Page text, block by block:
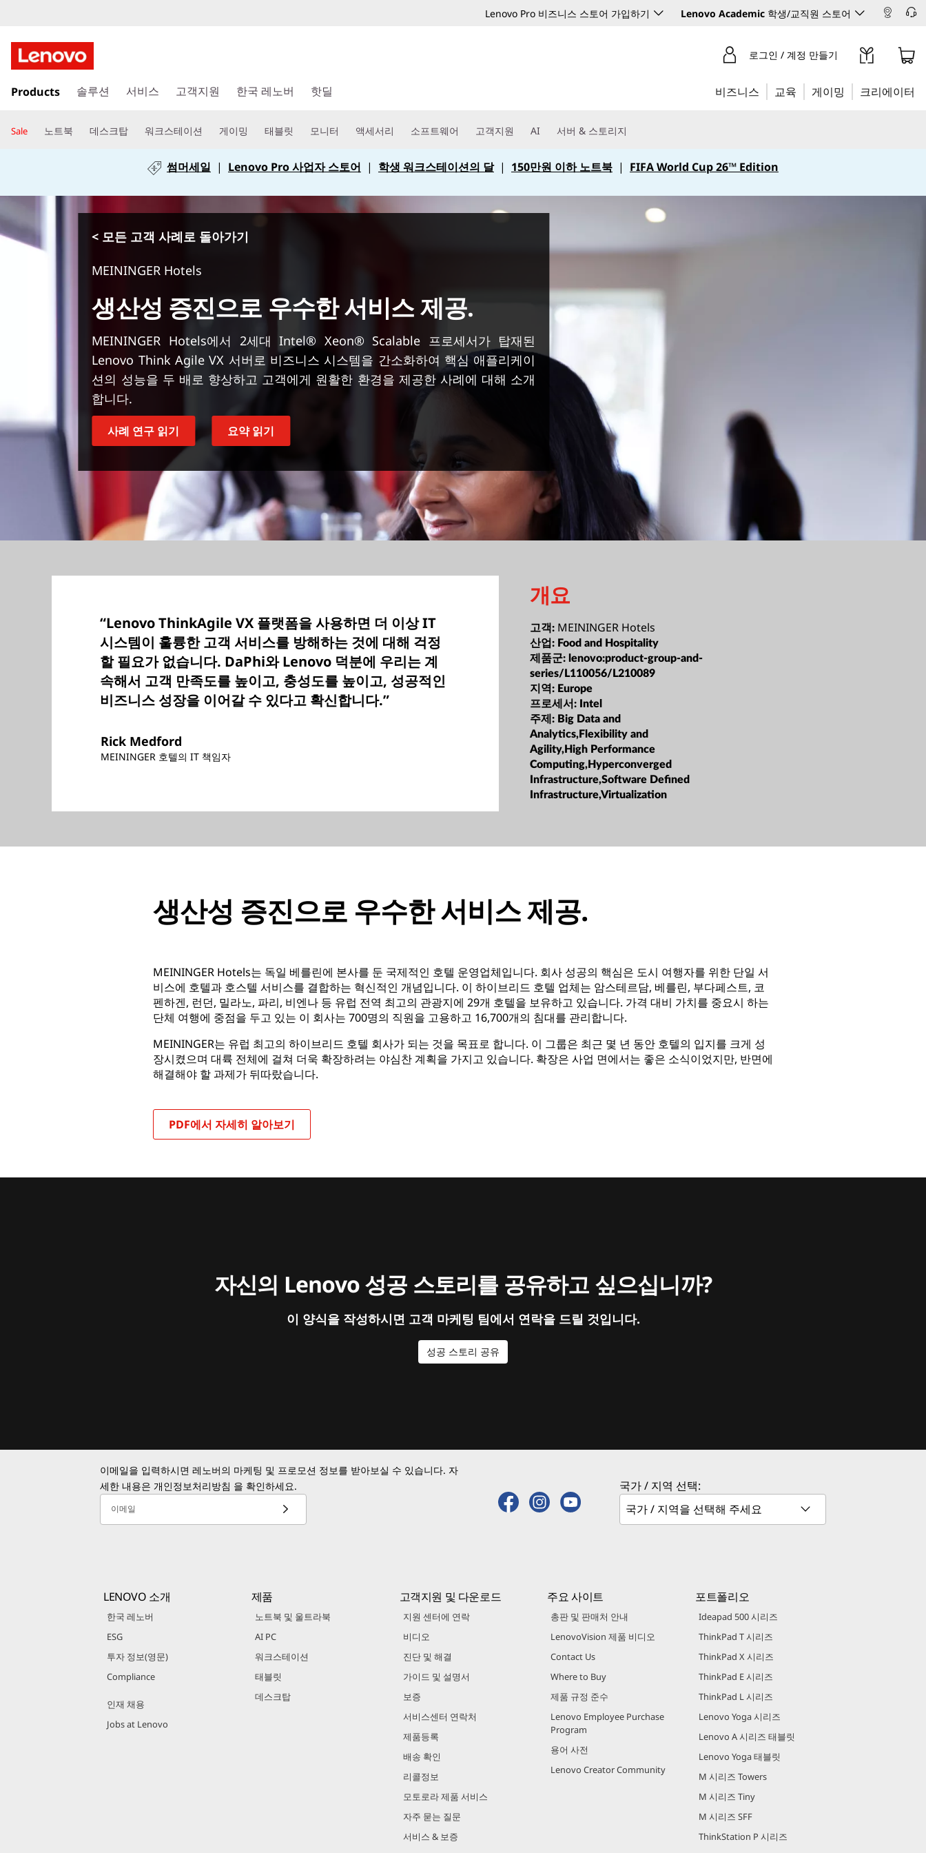
Lenovo Pro 비즈니스 스토어 가입하기 Lenovo Academic 학생/교직원 스토어
요
텐
기
로그인 / 계정 만들기
Products 솔루션 서비스 고객지원 한국 레노버 핫딜 비즈니스 교육 게이밍 크리에이터
Sale 노트북 데스크탑 워크스테이션 게이밍 태블릿 모니터 액세서리 소프트웨어 고객지원 AI 서버 & 스토리지
썸머세일 | Lenovo Pro 사업자 스토어 | 학생 워크스테이션의 달| 150만원 이하 노트북| FIFA World Cup 26™ Edition
< 모든 고객 사례로 돌아가기
MEININGER Hotels
생산성 증진으로 우수한 서비스 제공.
MEININGER Hotels에서 2세대 Intel® Xeon® Scalable 프로세서가 탑재된
Lenovo Think Agile VX 서버로 비즈니스 시스템을 간소화하여 핵심 애플리케이
션의 성능을 두 배로 향상하고 고객에게 원활한 환경을 제공한 사례에 대해 소개
합니다.
사례 연구 읽기 요약 읽기
“Lenovo ThinkAgile VX 플랫폼을 사용하면 더 이상 IT
시스템이 훌륭한 고객 서비스를 방해하는 것에 대해 걱정
할 필요가 없습니다. DaPhi와 Lenovo 덕분에 우리는 계
속해서 고객 만족도를 높이고, 충성도를 높이고, 성공적인
비즈니스 성장을 이어갈 수 있다고 확신합니다.”
Rick Medford
MEININGER 호텔의 IT 책임자
개요
고객: MEININGER Hotels
산업: Food and Hospitality
제품군: lenovo:product-group-and-
series/L110056/L210089
지역: Europe
프로세서: Intel
주제: Big Data and
Analytics,Flexibility and
Agility,High Performance
Computing,Hyperconverged
Infrastructure,Software Defined
Infrastructure,Virtualization
생산성 증진으로 우수한 서비스 제공.
MEININGER Hotels는 독일 베를린에 본사를 둔 국제적인 호텔 운영업체입니다. 회사 성공의 핵심은 도시 여행자를 위한 단일 서
비스에 호텔과 호스텔 서비스를 결합하는 혁신적인 개념입니다. 이 하이브리드 호텔 업체는 암스테르담, 베를린, 부다페스트, 코
펜하겐, 런던, 밀라노, 파리, 비엔나 등 유럽 전역 최고의 관광지에 29개 호텔을 보유하고 있습니다. 가격 대비 가치를 중요시 하는
단체 여행에 중점을 두고 있는 이 회사는 700명의 직원을 고용하고 16,700개의 침대를 관리합니다.
MEININGER는 유럽 최고의 하이브리드 호텔 회사가 되는 것을 목표로 합니다. 이 그룹은 최근 몇 년 동안 호텔의 입지를 크게 성
장시켰으며 대륙 전체에 걸쳐 더욱 확장하려는 야심찬 계획을 가지고 있습니다. 확장은 사업 면에서는 좋은 소식이었지만, 반면에
해결해야 할 과제가 뒤따랐습니다.
PDF에서 자세히 알아보기
자신의 Lenovo 성공 스토리를 공유하고 싶으십니까?
이 양식을 작성하시면 고객 마케팅 팀에서 연락을 드릴 것입니다.
성공 스토리 공유
이메일을 입력하시면 레노버의 마케팅 및 프로모션 정보를 받아보실 수 있습니다. 자
세한 내용은 개인정보처리방침 을 확인하세요.
이메일
국가 / 지역 선택:
LENOVO 소개
한국 레노버
ESG
투자 정보(영문)
Compliance
인재 채용
Jobs at Lenovo
제품
노트북 및 울트라북
AI PC
워크스테이션
태블릿
데스크탑
고객지원 및 다운로드
지원 센터에 연락
비디오
진단 및 해결
가이드 및 설명서
보증
서비스센터 연락처
제품등록
배송 확인
리콜정보
모토로라 제품 서비스
자주 묻는 질문
서비스 & 보증
주요 사이트
총판 및 판매처 안내
LenovoVision 제품 비디오
Contact Us
Where to Buy
제품 규정 준수
Lenovo Employee Purchase
Program
용어 사전
Lenovo Creator Community
포트폴리오
Ideapad 500 시리즈
ThinkPad T 시리즈
ThinkPad X 시리즈
ThinkPad E 시리즈
ThinkPad L 시리즈
Lenovo Yoga 시리즈
Lenovo A 시리즈 태블릿
Lenovo Yoga 태블릿
M 시리즈 Towers
M 시리즈 Tiny
M 시리즈 SFF
ThinkStation P 시리즈